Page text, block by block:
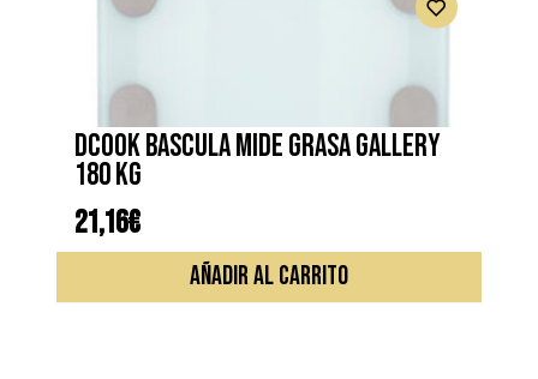
DCOOK BASCULA MIDE GRASA GALLERY
180 KG
21,16€
AÑADIR AL CARRITO